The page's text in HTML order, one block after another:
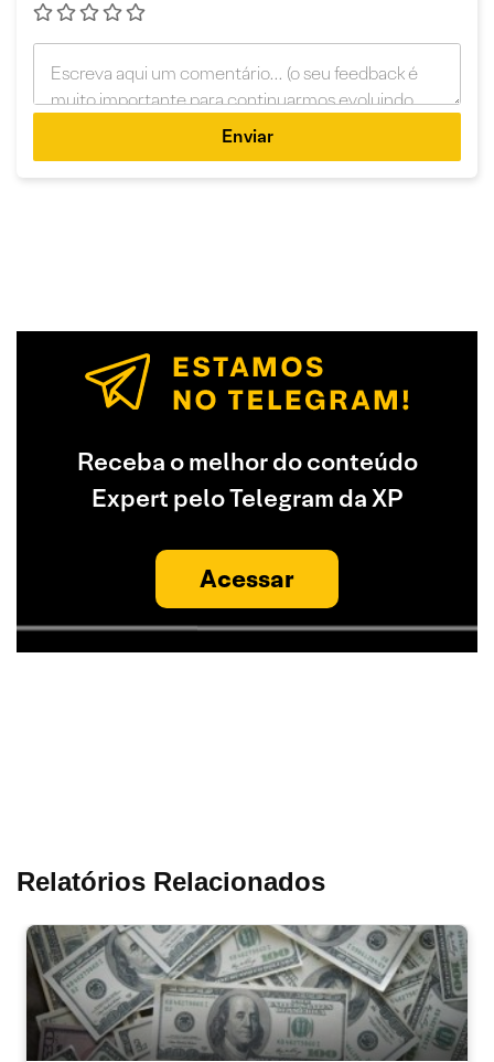
Enviar
Receba o melhor do conteúdo
Expert pelo Telegram da XP
Acessar
Relatórios Relacionados